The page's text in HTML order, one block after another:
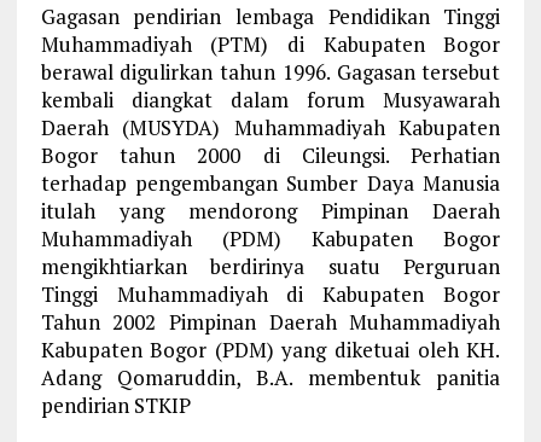
Gagasan pendirian lembaga Pendidikan Tinggi
Muhammadiyah (PTM) di Kabupaten Bogor
berawal digulirkan tahun 1996. Gagasan tersebut
kembali diangkat dalam forum Musyawarah
Daerah (MUSYDA) Muhammadiyah Kabupaten
Bogor tahun 2000 di Cileungsi. Perhatian
terhadap pengembangan Sumber Daya Manusia
itulah yang mendorong Pimpinan Daerah
Muhammadiyah (PDM) Kabupaten Bogor
mengikhtiarkan berdirinya suatu Perguruan
Tinggi Muhammadiyah di Kabupaten Bogor
Tahun 2002 Pimpinan Daerah Muhammadiyah
Kabupaten Bogor (PDM) yang diketuai oleh KH.
Adang Qomaruddin, B.A. membentuk panitia
pendirian STKIP